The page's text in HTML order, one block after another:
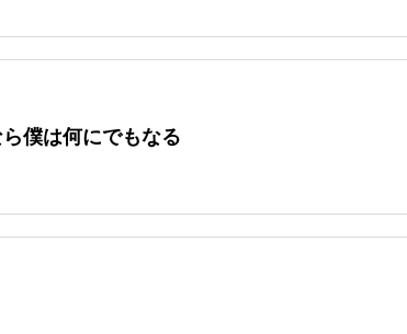
僕は何にでもなる